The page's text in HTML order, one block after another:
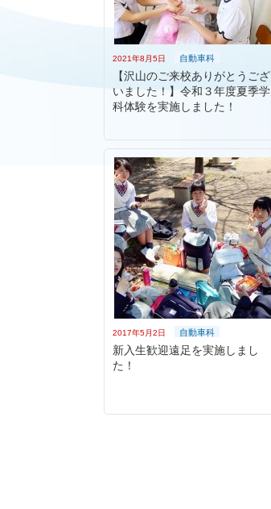
2021年8月5日 自動車科
【沢山のご来校ありがとうござ
いました！】令和３年度夏季学
科体験を実施しました！
2017年5月2日 自動車科
新入生歓迎遠足を実施しまし
た！